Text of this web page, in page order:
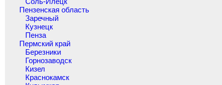
Пензенская область
Заречный
Кузнецк
Пенза
Пермский край
Березники
Горнозаводск
Кизел
Краснокамск